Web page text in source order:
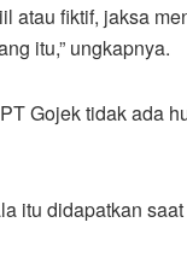
atau fiktif, jaksa
itu,” ungkapnya.
Gojek tidak ada
itu didapatkan